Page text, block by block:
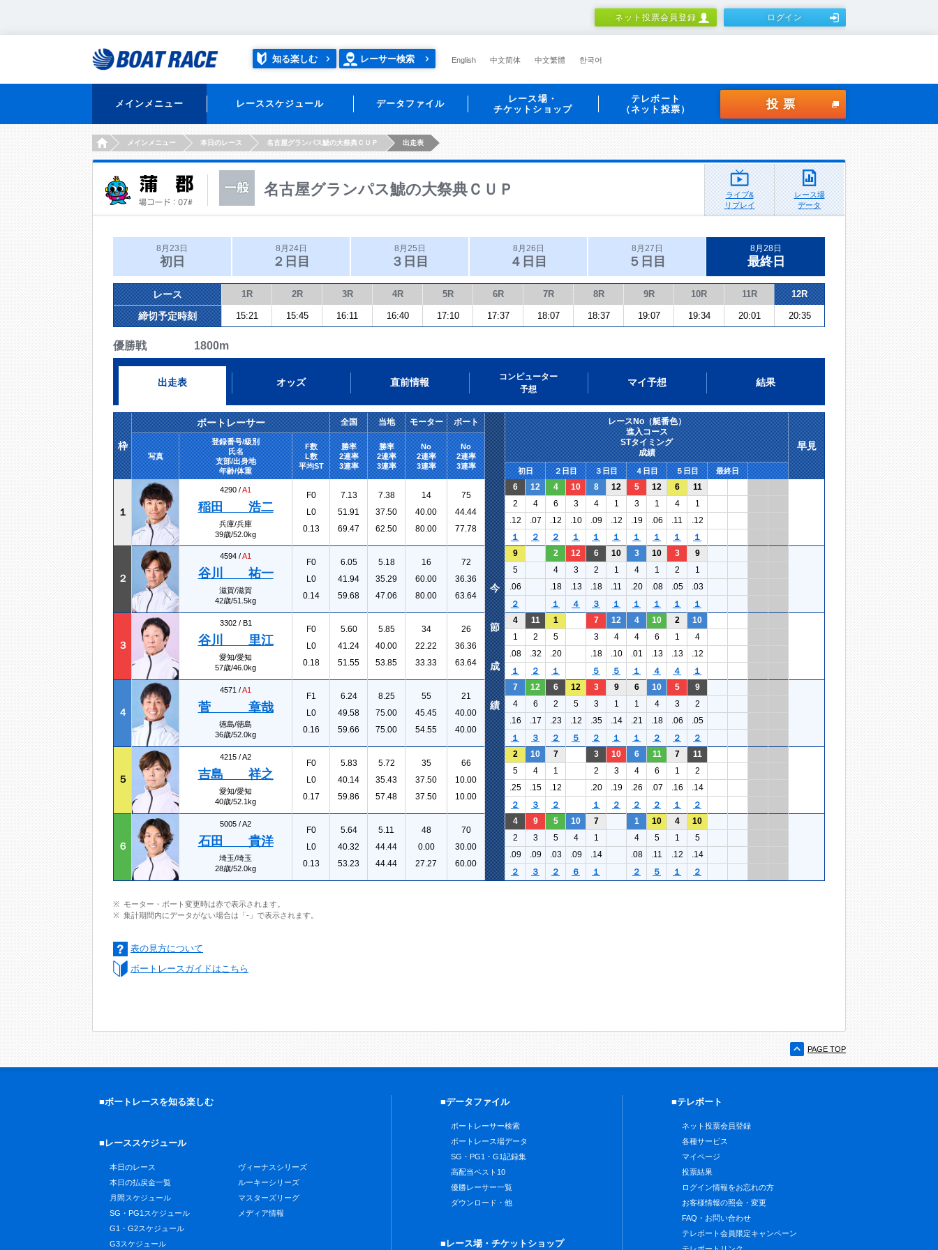
ネット投票会員登録 ログイン
知る楽しむ レーサー検索 English 中文简体 中文繁體 한국어
メインメニュー レーススケジュール データファイル
レース場・
チケットショップ
テレボート
（ネット投票）
投票
HOMEメインメニュー 本日のレース 名古屋グランパス鯱の大祭典ＣＵＰ 出走表
名古屋グランパス鯱の大祭典ＣＵＰ
ライブ&
リプレイ
レース場
データ
8月23日
初日
8月24日
２日目
8月25日
３日目
8月26日
４日目
8月27日
５日目
8月28日
最終日
レース 1R 2R 3R 4R 5R 6R 7R 8R 9R 10R 11R 12R
締切予定時刻 15:21 15:45 16:11 16:40 17:10 17:37 18:07 18:37 19:07 19:34 20:01 20:35
優勝戦 1800m
出走表 オッズ 直前情報
コンピューター
予想
マイ予想 結果
枠
ボートレーサー 全国 当地 モーター ボート
レースNo（艇番色）
進入コース
STタイミング
成績
早見
写真
登録番号/級別
氏名
支部/出身地
年齢/体重
F数
L数
平均ST
勝率
2連率
3連率
勝率
2連率
3連率
No
2連率
3連率
No
2連率
3連率
初日 ２日目 ３日目 ４日目 ５日目 最終日
１
4290 /A1
稲田 浩二
兵庫/兵庫
39歳/52.0kg
F0
L0
0.13
7.13
51.91
69.47
7.38
37.50
62.50
14
40.00
80.00
75
44.44
77.78
6 12 4 10 8 12 5 12 6
11
2
4 6 3 4 1 3 1 4
1
.12
.07 .12 .10 .09 .12 .19 .06 .11
.12
１
２ ２ １ １ １ １ １ １ １
２
4594 /A1
谷川 祐一
滋賀/滋賀
42歳/51.5kg
F0
L0
0.14
6.05
41.94
59.68
5.18
35.29
47.06
16
60.00
80.00
72
36.36
63.64
9 2 12 6 10 3 10 3
9
5
4 3 2 1 4 1 2
1
.06
.18 .13 .18 .11 .20 .08 .05
.03
２
１ ４ ３ １ １ １ １ １
３
3302 / B1
谷川 里江
愛知/愛知
57歳/46.0kg
F0
L0
0.18
5.60
41.24
51.55
5.85
40.00
53.85
34
22.22
33.33
26
36.36
63.64
4 11 1 7 12 4 10 2
10
1
2 5 3 4 4 6 1
4
.08
.32 .20 .18 .10 .01 .13 .13
.12
１
２ １ ５ ５ １ ４ ４ １
４
4571 /A1
菅 章哉
徳島/徳島
36歳/52.0kg
F1
L0
0.16
6.24
49.58
59.66
8.25
75.00
75.00
55
45.45
54.55
21
40.00
40.00
7 12 6 12 3 9 6 10 5
9
4
6 2 5 3 1 1 4 3
2
.16
.17 .23 .12 .35 .14 .21 .18 .06
.05
１
３ ２ ５ ２ １ １ ２ ２ ２
５
4215 /A2
吉島 祥之
愛知/愛知
40歳/52.1kg
F0
L0
0.17
5.83
40.14
59.86
5.72
35.43
57.48
35
37.50
37.50
66
10.00
10.00
2 10 7 3 10 6 11 7
11
5
4 1 2 3 4 6 1
2
.25
.15 .12 .20 .19 .26 .07 .16
.14
２
３ ２ １ ２ ２ ２ １ ２
６
5005 /A2
石田 貴洋
埼玉/埼玉
28歳/52.0kg
F0
L0
0.13
5.64
40.32
53.23
5.11
44.44
44.44
48
0.00
27.27
70
30.00
60.00
4 9 5 10 7 1 10 4
10
2
3 5 4 1 4 5 1
5
.09
.09 .03 .09 .14 .08 .11 .12
.14
２
３ ２ ６ １ ２ ５ １ ２
今
節
成
績
モーター・ボート変更時は赤で表示されます。
集計期間内にデータがない場合は「-」で表示されます。
表の見方について
ボートレースガイドはこちら
PAGE TOP
■ボートレースを知る楽しむ
■レーススケジュール
本日のレース
本日の払戻金一覧
月間スケジュール
SG・PG1スケジュール
G1・G2スケジュール
G3スケジュール
ヴィーナスシリーズ
ルーキーシリーズ
マスターズリーグ
メディア情報
■データファイル
ボートレーサー検索
ボートレース場データ
SG・PG1・G1記録集
高配当ベスト10
優勝レーサー一覧
ダウンロード・他
■レース場・チケットショップ
■テレボート
ネット投票会員登録
各種サービス
マイページ
投票結果
ログイン情報をお忘れの方
お客様情報の照会・変更
FAQ・お問い合わせ
テレボート会員限定キャンペーン